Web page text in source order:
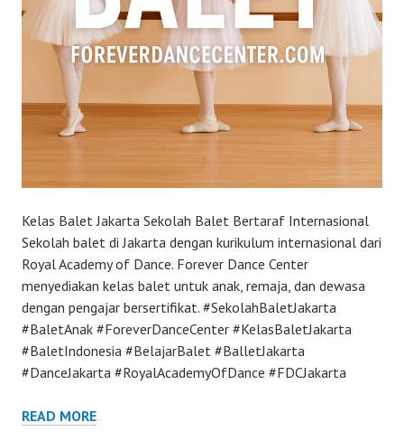
Kelas Balet Jakarta Sekolah Balet Bertaraf Internasional
Sekolah balet di Jakarta dengan kurikulum internasional dari
Royal Academy of Dance. Forever Dance Center
menyediakan kelas balet untuk anak, remaja, dan dewasa
dengan pengajar bersertifikat. #SekolahBaletJakarta
#BaletAnak #ForeverDanceCenter #KelasBaletJakarta
#BaletIndonesia #BelajarBalet #BalletJakarta
#DanceJakarta #RoyalAcademyOfDance #FDCJakarta
READ MORE